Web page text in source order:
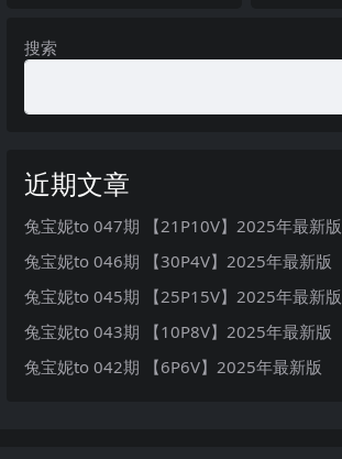
搜索
近期文章
兔宝妮to 047期 【21P10V】2025年最新版
兔宝妮to 046期 【30P4V】2025年最新版
兔宝妮to 045期 【25P15V】2025年最新版
兔宝妮to 043期 【10P8V】2025年最新版
兔宝妮to 042期 【6P6V】2025年最新版